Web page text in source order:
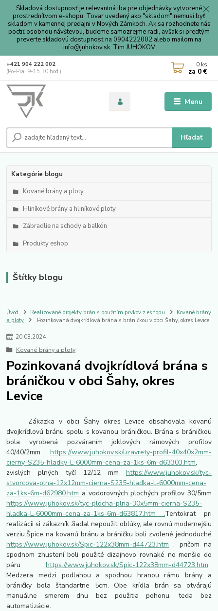
Skladová dostupnosť je relevantná iba pre objednávky vytvorené
prostrednítvom e-shopu. Tovar uvedený ako "skladom" nemusí byť
skladom v kamennej predajni v Nových Zámkoch. Ak sa rozhodnete nás
poctiť osobnou návštevou, budeme samozrejme radi, avšak si predtým
preverte skladovú dostupnosť na 0904222002 alebo mailom na
info@juhokov.sk. Tím JUHOKOV
Menu
Hľadať
+421 904 222 002
(Po-Pia, 9-15.30 hod.)
0 ks
za 0 €
Kategórie blogu
Kované brány a ploty
Hliníkové brány a hliníkové ploty
Zábradlie na schody a balkón
Produkty eshop
Štítky blogu
Úvod Realizované projekty brán s použitím prvkov z eshopu
Kované brány
a ploty
Pozinkovaná dvojkrídlová brána s bráničkou v obci Šahy, okres Levice
20.03.2024
Kované brány a ploty
Pozinkovaná dvojkrídlová brána s
bráničkou v obci Šahy, okres
Levice
Zákazka v obci Šahy okres Levice obsahovala kovanú
dvojkrídlovú bránu spolu s kovanou bráničkou. Brána s bráničkou
bola vyrobená pozváraním joklových rámových profilov
40/40/2mm https://www.juhokov.sk/uzavrety-profil-40x40x2mm-
cierny-S235-hladky-L-6000mm-cena-za-1ks-6m-d63303.htm,
zvislých plných tyčí 12/12 mm https://www.juhokov.sk/tyc-
stvorcova-plna-12x12mm-cierna-S235-hladka-L-6000mm-cena-
za-1ks-6m-d62980.htm a vodorovných plochých profilov 30/5mm
https://www.juhokov.sk/tyc-plocha-plna-30x5mm-cierna-S235-
hladka-L-6000mm-cena-za-1ks-6m-d63817.htm .Tentokrat pri
realizácii si zákazník žiadal nepoužit oblúky, ale rovnú modernejšiu
verziu.Špice na kovanú bránu a bráničku boli zvolené jednoduché
https://www.juhokov.sk/Spic-122x38mm-d44723.htm , pričom na
spodnom zhustení boli použité dizajnovo rovnaké no menšie do
páru https://www.juhokov.sk/Spic-122x38mm-d44723.htm.
Medzera medzi podlahou a spodnou hranou rámu brány a
bráničky bola štandartne 5cm. Obe krídla brán sa otvárajú
manuálne smerom dnu bez použitia pohonu, teda bez
automatizácie.